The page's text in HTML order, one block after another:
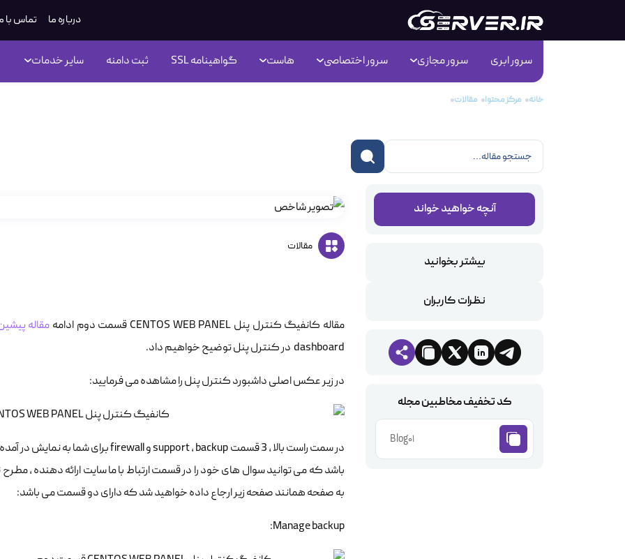
درباره ما تماس با
سرور ابری سرور مجازی سرور اختصاصی هاست گواهینامه SSL ثبت دامنه سایر خدمات
خانه مرکز محتوا مقالات
آنچه خواهید خواند
بیشتر بخوانید
نظرات کاربران
کد تخفیف مخاطبین مجله
Blog01
مقالات
مقاله کانفیگ کنترل پنل CENTOS WEB PANEL قسمت دوم ادامه مقاله
dashboard در کنترل پنل توضیح خواهیم داد.
در زیر عکس اصلی داشبورد کنترل پنل را مشاهده می فرمایید:
به صفحه همانند صفحه زیر ارجاع داده خواهید شد که دارای دو قسمت می باشد:
Manage backup: